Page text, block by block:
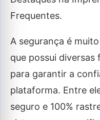
Frequentes.
A segurança é
que possui
para garantir a
plataforma. Entre
seguro e 100%